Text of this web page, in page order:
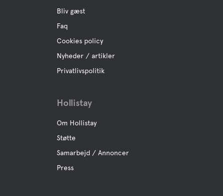
Bliv gæst
Faq
Cookies policy
Nyheder / artikler
Privatlivspolitik
Hollistay
Om Hollistay
Støtte
Samarbejd / Annoncer
Press